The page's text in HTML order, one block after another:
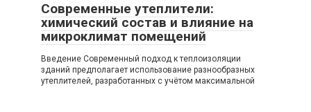
Современные утеплители:
химический состав и влияние на
микроклимат помещений
Введение Современный подход к теплоизоляции
зданий предполагает использование разнообразных
утеплителей, разработанных с учётом максимальной